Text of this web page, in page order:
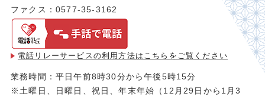
ファクス：0577-35-3162
電話リレーサービスの利用方法は こちらをご覧ください
業務時間：平日午前8時30分から午後5時15分
※土曜日、日曜日、祝日、年末年始（12月29日から1月3